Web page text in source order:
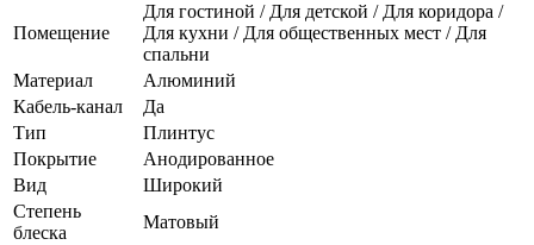
Помещение
Для гостиной / Для детской / Для коридора /
Для кухни / Для общественных мест / Для
спальни
Материал
Алюминий
Кабель-канал
Да
Тип
Плинтус
Покрытие
Анодированное
Вид
Широкий
Степень
блеска
Матовый